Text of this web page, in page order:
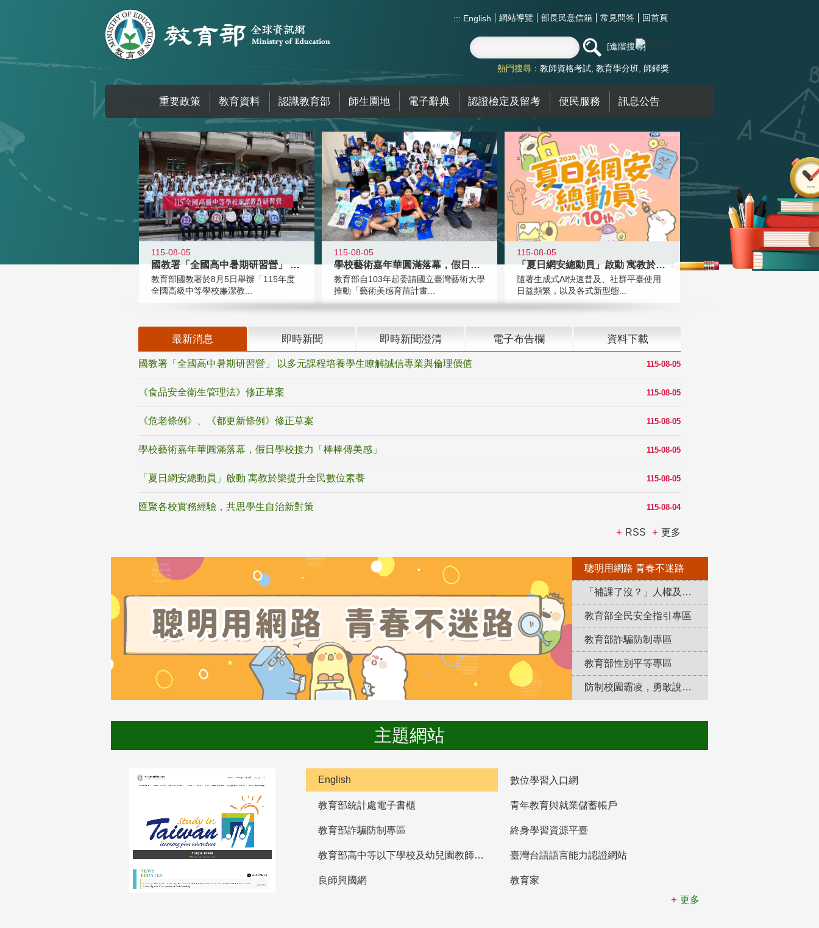
::: English 網站導覽 部長民意信箱 常見問答 回首頁
進階搜尋
熱門搜尋： 教師資格考試 教育學分班 師鐸獎
重要政策 教育資料 認識教育部 師生園地 電子辭典 認證檢定及留考 便民服務 訊息公告
:::
115-08-05
國教署「全國高中暑期研習營」 以多
教育部國教署於8月5日舉辦「115年度
全國高級中等學校廉潔教...
115-08-05
學校藝術嘉年華圓滿落幕，假日學校接
教育部自103年起委請國立臺灣藝術大學
推動「藝術美感育苗計畫...
115-08-05
「夏日網安總動員」啟動 寓教於樂提
隨著生成式AI快速普及、社群平臺使用
日益頻繁，以及各式新型態...
最新消息 即時新聞 即時新聞澄清 電子布告欄 資料下載
115-08-05
國教署「全國高中暑期研習營」 以多元課程培養學生瞭解誠信專業與倫理價值
115-08-05
《食品安全衛生管理法》修正草案
115-08-05
《危老條例》、《都更新條例》修正草案
115-08-05
學校藝術嘉年華圓滿落幕，假日學校接力「棒棒傳美感」
115-08-05
「夏日網安總動員」啟動 寓教於樂提升全民數位素養
115-08-04
匯聚各校實務經驗，共思學生自治新對策
RSS 更多
聰明用網路 青春不迷路
「補課了沒？」人權及轉型正義教育專區
教育部全民安全指引專區
教育部詐騙防制專區
教育部性別平等專區
防制校園霸凌，勇敢說出來！
主題網站
English 數位學習入口網
教育部統計處電子書櫃 青年教育與就業儲蓄帳戶
教育部詐騙防制專區 終身學習資源平臺
教育部高中等以下學校及幼兒園教師資格檢定考試 臺灣台語語言能力認證網站
良師興國網
教育家
更多